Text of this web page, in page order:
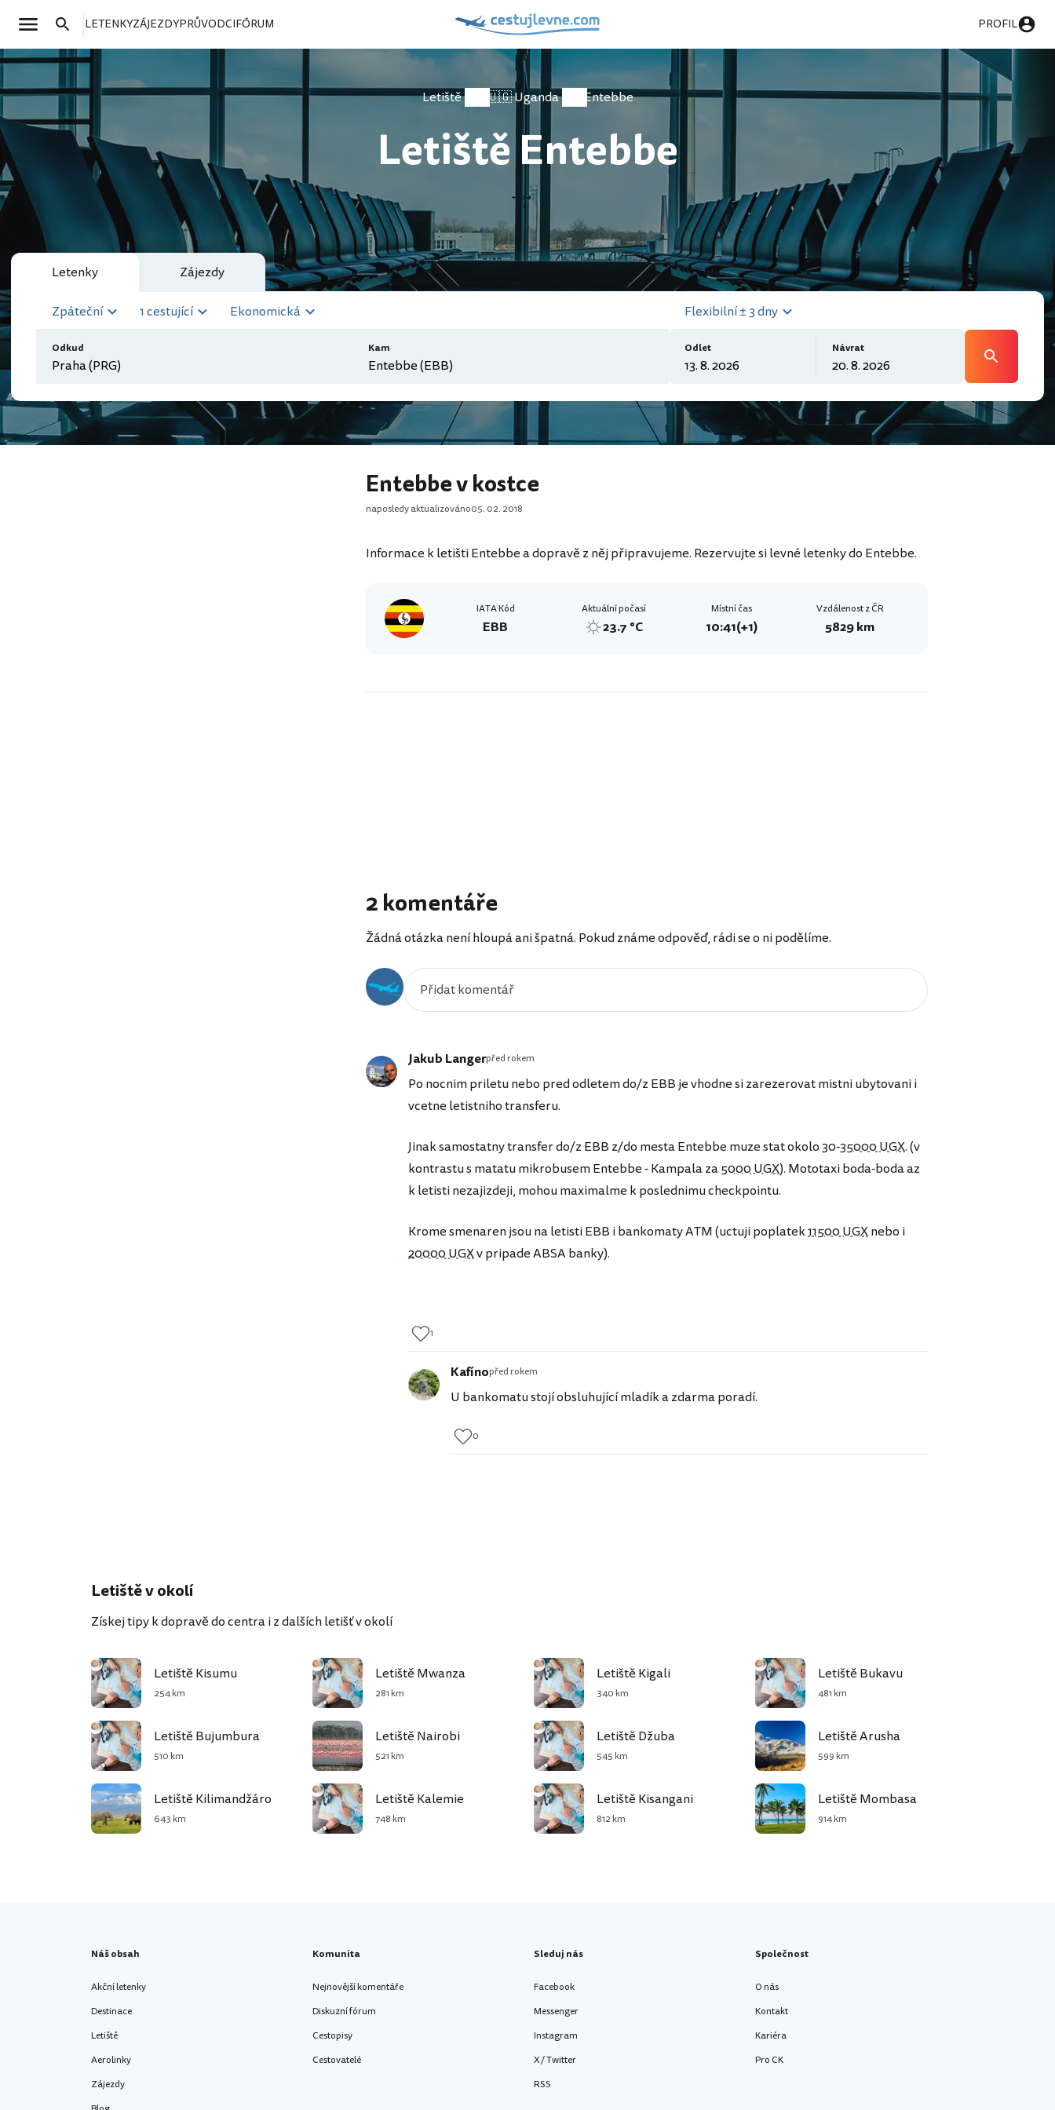
LETENKYZÁJEZDYPRŮVODCIFÓRUM PROFIL
Letiště 🇺🇬 Uganda Entebbe
Letiště Entebbe
Letenky Zájezdy
Zpáteční 1 cestující Ekonomická
Odkud Kam
Flexibilní ± 3 dny
Odlet Návrat
Entebbe v kostce
naposledy aktualizováno05. 02. 2018
Informace k letišti Entebbe a dopravě z něj připravujeme. Rezervujte si levné letenky do Entebbe.
IATA Kód
EBB
Aktuální počasí
23.7 °C
Místní čas
10:41(+1)
Vzdálenost z ČR
5829 km
2 komentáře
Žádná otázka není hloupá ani špatná. Pokud známe odpověď, rádi se o ni podělíme.
Jakub Langerpřed rokem
Po nocnim priletu nebo pred odletem do/z EBB je vhodne si zarezerovat mistni ubytovani i
vcetne letistniho transferu.
Jinak samostatny transfer do/z EBB z/do mesta Entebbe muze stat okolo 30-35000 UGX. (v
kontrastu s matatu mikrobusem Entebbe - Kampala za5000 UGX). Mototaxi boda-boda az
k letisti nezajizdeji, mohou maximalme k poslednimu checkpointu.
Krome smenaren jsou na letisti EBB i bankomaty ATM (uctuji poplatek11500 UGXnebo i
20000 UGXv pripade ABSA banky).
1
Kafínopřed rokem
U bankomatu stojí obsluhující mladík a zdarma poradí.
0
Letiště v okolí
Získej tipy k dopravě do centra i z dalších letišť v okolí
Letiště Kisumu
254 km
Letiště Mwanza
281 km
Letiště Kigali
340 km
Letiště Bukavu
481 km
Letiště Bujumbura
510 km
Letiště Nairobi
521 km
Letiště Džuba
545 km
Letiště Arusha
599 km
Letiště Kilimandžáro
643 km
Letiště Kalemie
748 km
Letiště Kisangani
812 km
Letiště Mombasa
914 km
Náš obsah
Akční letenky
Destinace
Letiště
Aerolinky
Zájezdy
Komunita
Nejnovější komentáře
Diskuzní fórum
Cestopisy
Cestovatelé
Sleduj nás
Facebook
Messenger
Instagram
X / Twitter
RSS
Společnost
O nás
Kontakt
Kariéra
Pro CK